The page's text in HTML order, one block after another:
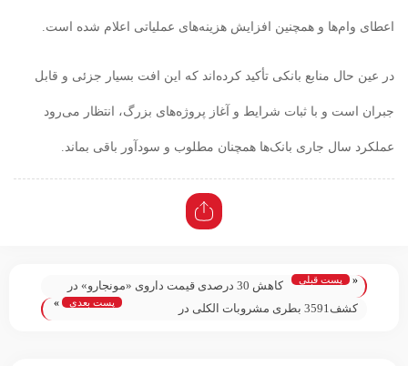
وام‌ها و همچنین افزایش هزینه‌های عملیاتی اعلام شده است.
عین حال منابع بانکی تأکید کرده‌اند که این افت بسیار جزئی و قابل
است و با ثبات شرایط و آغاز پروژه‌های بزرگ، انتظار می‌رود
سال جاری بانک‌ها همچنان مطلوب و سودآور باقی بماند.
پست قبلی
کاهش 30 درصدی قیمت داروی «مونجارو» در
کویت برای بیماران دیابتی؛
کشف3591 بطری مشروبات الکلی در
پست بعدی »